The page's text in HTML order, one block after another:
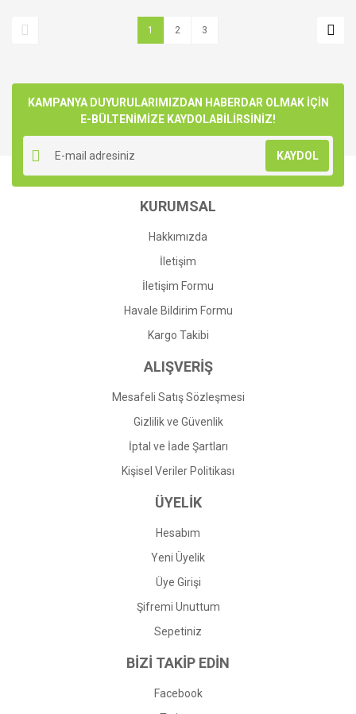
1 2 3
KAMPANYA DUYURULARIMIZDAN HABERDAR OLMAK İÇİN
E-BÜLTENİMİZE KAYDOLABİLİRSİNİZ!
KAYDOL
KURUMSAL
Hakkımızda
İletişim
İletişim Formu
Havale Bildirim Formu
Kargo Takibi
ALIŞVERİŞ
Mesafeli Satış Sözleşmesi
Gizlilik ve Güvenlik
İptal ve İade Şartları
Kişisel Veriler Politikası
ÜYELİK
Hesabım
Yeni Üyelik
Üye Girişi
Şifremi Unuttum
Sepetiniz
BİZİ TAKİP EDİN
Facebook